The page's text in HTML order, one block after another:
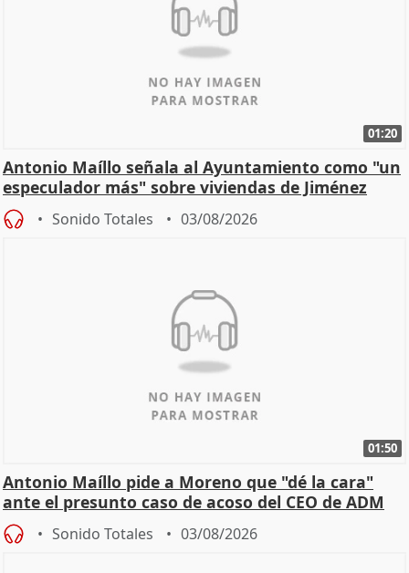
01:20
Antonio Maíllo señala al Ayuntamiento como "un
especulador más" sobre viviendas de Jiménez
Becerril
Sonido Totales 03/08/2026
01:50
Antonio Maíllo pide a Moreno que "dé la cara"
ante el presunto caso de acoso del CEO de ADM
Sonido Totales 03/08/2026